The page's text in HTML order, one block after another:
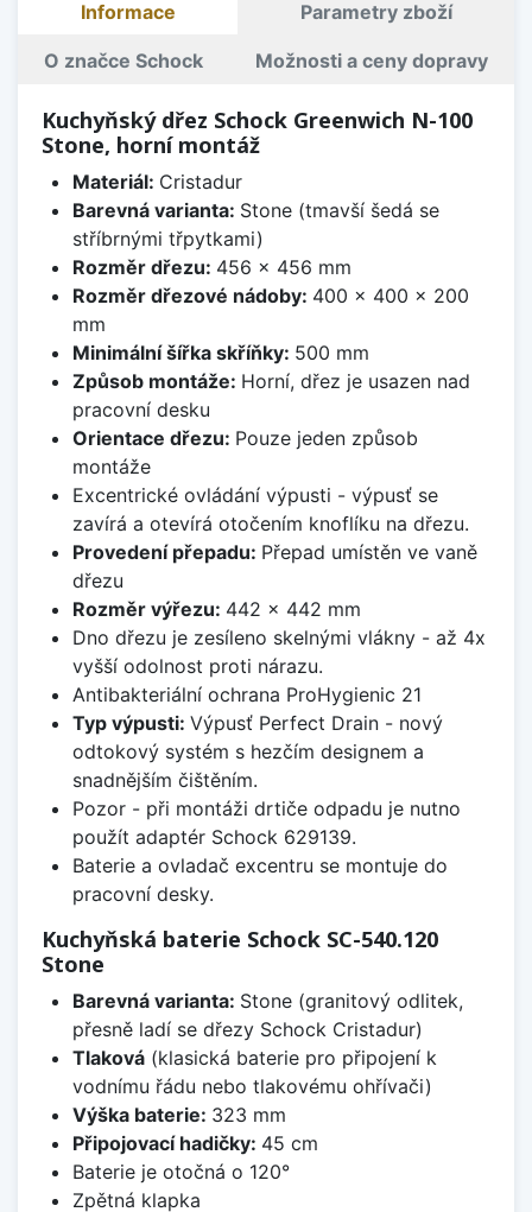
Informace Parametry zboží
O značce Schock Možnosti a ceny dopravy
Kuchyňský dřez Schock Greenwich N-100
Stone, horní montáž
Materiál: Cristadur
Barevná varianta: Stone (tmavší šedá se
stříbrnými třpytkami)
Rozměr dřezu: 456 x 456 mm
Rozměr dřezové nádoby: 400 x 400 x 200
mm
Minimální šířka skříňky: 500 mm
Způsob montáže: Horní, dřez je usazen nad
pracovní desku
Orientace dřezu: Pouze jeden způsob
montáže
Excentrické ovládání výpusti - výpusť se
zavírá a otevírá otočením knoflíku na dřezu.
Provedení přepadu: Přepad umístěn ve vaně
dřezu
Rozměr výřezu: 442 x 442 mm
Dno dřezu je zesíleno skelnými vlákny - až 4x
vyšší odolnost proti nárazu.
Antibakteriální ochrana ProHygienic 21
Typ výpusti: Výpusť Perfect Drain - nový
odtokový systém s hezčím designem a
snadnějším čištěním.
Pozor - při montáži drtiče odpadu je nutno
použít adaptér Schock 629139.
Baterie a ovladač excentru se montuje do
pracovní desky.
Kuchyňská baterie Schock SC-540.120
Stone
Barevná varianta: Stone (granitový odlitek,
přesně ladí se dřezy Schock Cristadur)
Tlaková(klasická baterie pro připojení k
vodnímu řádu nebo tlakovému ohřívači)
Výška baterie: 323 mm
Připojovací hadičky: 45 cm
Baterie je otočná o 120°
Zpětná klapka